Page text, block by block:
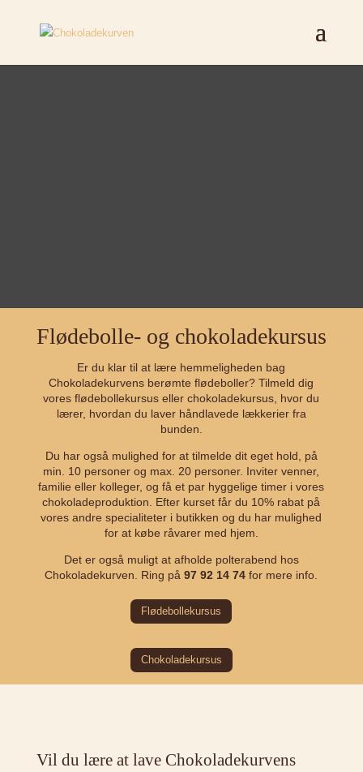
Flødebolle- og chokoladekursus
Er du klar til at lære hemmeligheden bag
Chokoladekurvens berømte flødeboller? Tilmeld dig
vores flødebollekursus eller chokoladekursus, hvor du
lærer, hvordan du laver håndlavede lækkerier fra
bunden.
Du har også mulighed for at tilmelde dit eget hold, på
min. 10 personer og max. 20 personer. Inviter venner,
familie eller kolleger, og få et par hyggelige timer i vores
chokoladeproduktion. Efter kurset får du 10% rabat på
vores andre specialiteter i butikken og du har mulighed
for at købe råvarer med hjem.
Det er også muligt at afholde polterabend hos
Chokoladekurven. Ring på97 92 14 74 for mere info.
Flødebollekursus
Chokoladekursus
Vil du lære at lave Chokoladekurvens